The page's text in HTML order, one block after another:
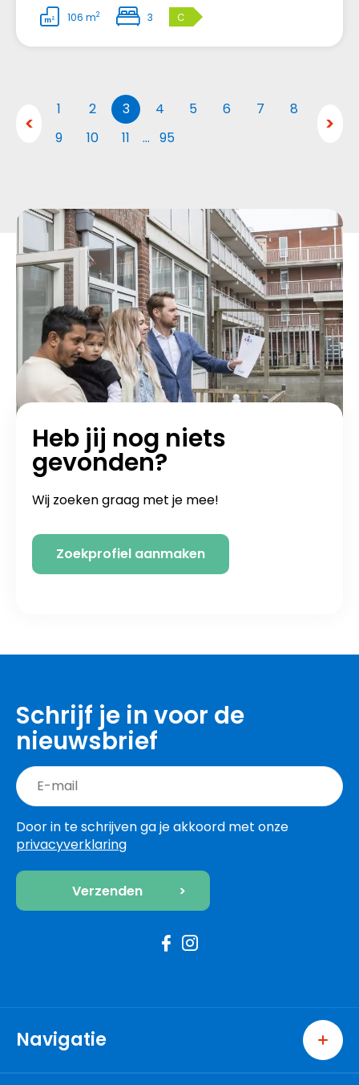
106 m2 3 C
1 2 3 4 5 6 7
8
9
10 11 … 95
Heb jij nog niets
gevonden?
Wij zoeken graag met je mee!
Zoekprofiel aanmaken
Schrijf je in voor de
nieuwsbrief
Door in te schrijven ga je akkoord met onze
privacyverklaring
Navigatie
Home